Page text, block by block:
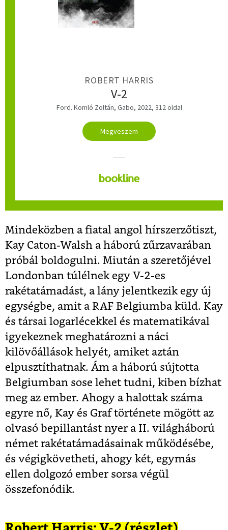
ROBERT HARRIS
V-2
Ford. Komló Zoltán, Gabo, 2022, 312 oldal
Megveszem
Mindeközben a fiatal angol hírszerzőtiszt,
Kay Caton-Walsh a háború zűrzavarában
próbál boldogulni. Miután a szeretőjével
Londonban túlélnek egy V-2-es
rakétatámadást, a lány jelentkezik egy új
egységbe, amit a RAF Belgiumba küld. Kay
és társai logarlécekkel és matematikával
igyekeznek meghatározni a náci
kilövőállások helyét, amiket aztán
elpusztíthatnak. Ám a háború sújtotta
Belgiumban sose lehet tudni, kiben bízhat
meg az ember. Ahogy a halottak száma
egyre nő, Kay és Graf története mögött az
olvasó bepillantást nyer a II. világháború
német rakétatámadásainak működésébe,
és végigkövetheti, ahogy két, egymás
ellen dolgozó ember sorsa végül
összefonódik.